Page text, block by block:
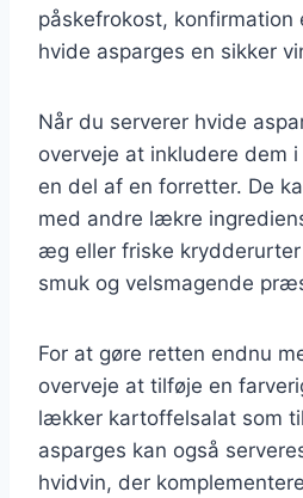
påskefrokost, konfirmation
hvide asparges en sikker
Når du serverer hvide
overveje at inkludere dem
en del af en forretter. De
med andre lækre
æg eller friske
smuk og velsmagende
For at gøre retten endnu
overveje at tilføje en
lækker kartoffelsalat som
asparges kan også
hvidvin, der